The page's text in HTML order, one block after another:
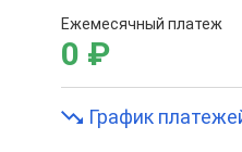
Ежемесячный платеж
0 ₽
График